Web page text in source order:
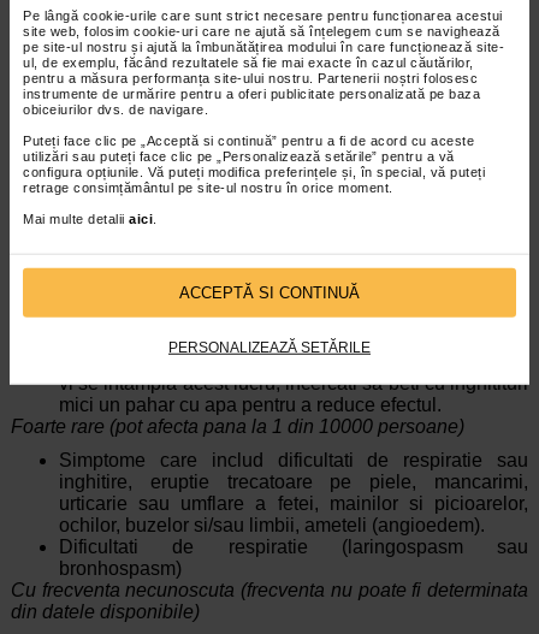
Pe lângă cookie-urile care sunt strict necesare pentru funcționarea acestui
site web, folosim cookie-uri care ne ajută să înțelegem cum se navighează
pe site-ul nostru și ajută la îmbunătățirea modului în care funcționează site-
ul, de exemplu, făcând rezultatele să fie mai exacte în cazul căutărilor,
pentru a măsura performanța site-ului nostru. Partenerii noștri folosesc
instrumente de urmărire pentru a oferi publicitate personalizată pe baza
obiceiurilor dvs. de navigare.
Puteți face clic pe „Acceptă si continuă” pentru a fi de acord cu aceste
utilizări sau puteți face clic pe „Personalizează setările” pentru a vă
configura opțiunile. Vă puteți modifica preferințele și, în special, vă puteți
retrage consimțământul pe site-ul nostru în orice moment.
Mai multe detalii aici
ACCEPTĂ SI CONTINUĂ
PERSONALIZEAZĂ SETĂRILE
si varsaturi, dupa administrarea orala a unor doze de
benzidamina de aproximativ 100 ori mai mari decat doza
care exista intr-o pastila.
Daca aveti orice intrebari suplimentare cu privire la acest
medicament, adresati-va medicului dumneavoastra sau
4. Reactii adverse posibile
Ca toate medicamentele, acest medicament poate determina
reactii adverse, cu toate ca nu apar la toate persoanele.
Sensibilitate a pielii la lumina (ce cauzeaza o eruptie
Senzatie de arsura sau uscaciune la nivelul gurii. Daca
vi se intampla acest lucru, incercati sa beti cu inghitituri
mici un pahar cu apa pentru a reduce efectul.
Foarte rare (pot afecta pana la 1 din 10000 persoane)
Simptome care includ dificultati de respiratie sau
inghitire, eruptie trecatoare pe piele, mancarimi,
urticarie sau umflare a fetei, mainilor si picioarelor,
ochilor, buzelor si/sau limbii, ameteli (angioedem).
Dificultati de respiratie (laringospasm sau
bronhospasm)
Cu frecventa necunoscuta (frecventa nu poate fi determinata
din datele disponibile)